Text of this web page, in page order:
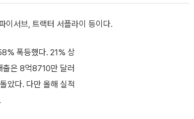
이서브, 트랙터 서플라이 등이다.
폭등했다. 21% 상
출은 8억8710만 달러
았다. 다만 올해 실적